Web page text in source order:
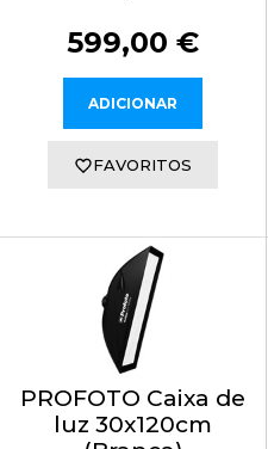
599,00 €
ADICIONAR
FAVORITOS
PROFOTO Caixa de
luz 30x120cm